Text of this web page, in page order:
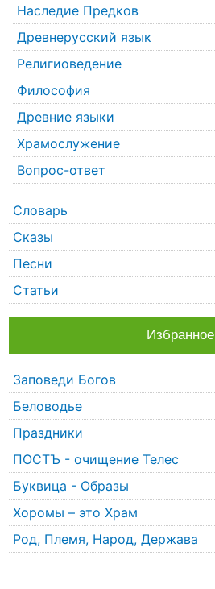
Наследие Предков
Древнерусский язык
Религиоведение
Философия
Древние языки
Храмослужение
Вопрос-ответ
Словарь
Сказы
Песни
Статьи
Избранное
Заповеди Богов
Беловодье
Праздники
ПОСТЪ - очищение Телес
Буквица - Образы
Хоромы – это Храм
Род, Племя, Народ, Держава